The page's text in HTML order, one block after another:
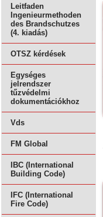
Leitfaden
Ingenieurmethoden
des Brandschutzes
(4. kiadás)
OTSZ kérdések
Egységes
jelrendszer
tűzvédelmi
dokumentációkhoz
Vds
FM Global
IBC (International
Building Code)
IFC (International
Fire Code)